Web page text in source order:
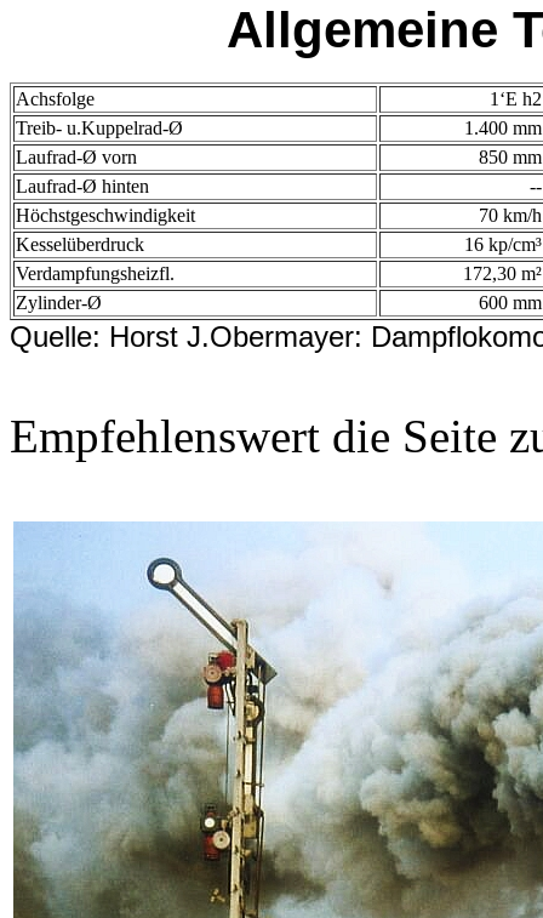
Allgemeine
Achsfolge
1‘E h2
Treib- u.Kuppelrad-Ø
1.400 mm
Laufrad-Ø vorn
850 mm
Laufrad-Ø hinten
--
Höchstgeschwindigkeit
70 km/h
Kesselüberdruck
16 kp/cm³
Verdampfungsheizfl.
172,30 m²
Zylinder-Ø
600 mm
Quelle: Horst J.Obermayer:
Empfehlenswert die Seite